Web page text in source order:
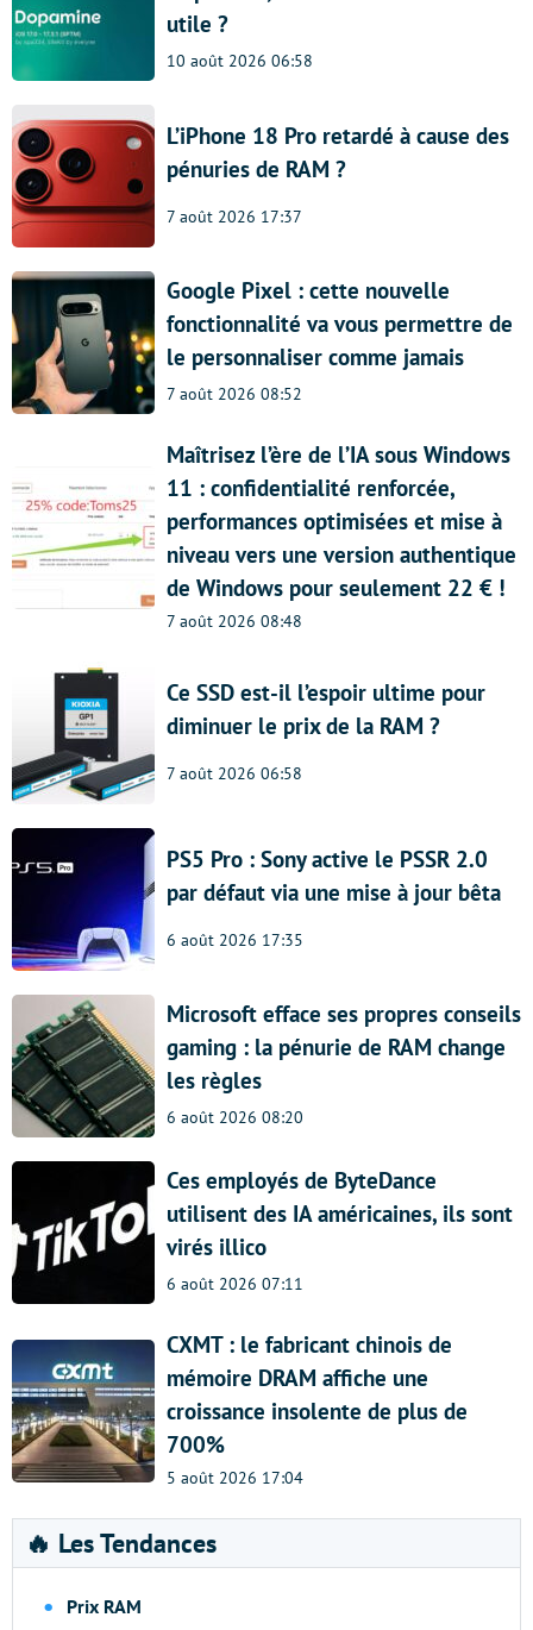
utile ?
10 août 2026 06:58
L’iPhone 18 Pro retardé à cause des
pénuries de RAM ?
7 août 2026 17:37
Google Pixel : cette nouvelle
fonctionnalité va vous permettre de
le personnaliser comme jamais
7 août 2026 08:52
Maîtrisez l’ère de l’IA sous Windows
11 : confidentialité renforcée,
performances optimisées et mise à
niveau vers une version authentique
de Windows pour seulement 22 € !
7 août 2026 08:48
Ce SSD est-il l’espoir ultime pour
diminuer le prix de la RAM ?
7 août 2026 06:58
PS5 Pro : Sony active le PSSR 2.0
par défaut via une mise à jour bêta
6 août 2026 17:35
Microsoft efface ses propres conseils
gaming : la pénurie de RAM change
les règles
6 août 2026 08:20
Ces employés de ByteDance
utilisent des IA américaines, ils sont
virés illico
6 août 2026 07:11
CXMT : le fabricant chinois de
mémoire DRAM affiche une
croissance insolente de plus de
700%
5 août 2026 17:04
🔥 Les Tendances
Prix RAM